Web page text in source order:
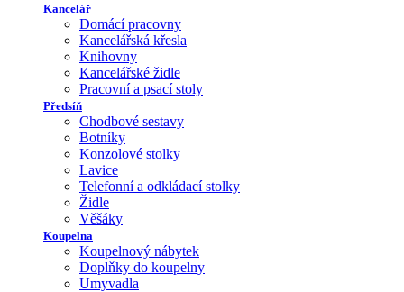
Kancelář
Domácí pracovny
Kancelářská křesla
Knihovny
Kancelářské židle
Pracovní a psací stoly
Předsíň
Chodbové sestavy
Botníky
Konzolové stolky
Lavice
Telefonní a odkládací stolky
Židle
Věšáky
Koupelna
Koupelnový nábytek
Doplňky do koupelny
Umyvadla